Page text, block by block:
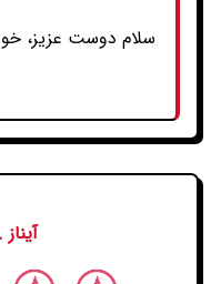
سلام دوست عزیز،